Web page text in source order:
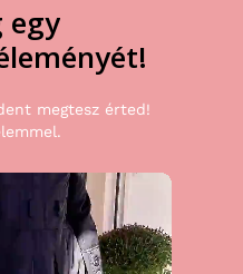
egy
megtesz érted!